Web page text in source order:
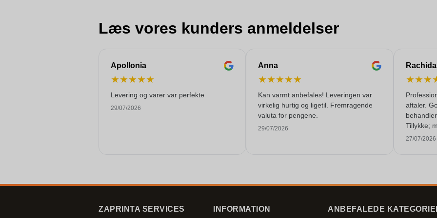
Læs vores kunders anmeldelser
Apollonia
★★★★★
Levering og varer var perfekte
29/07/2026
Anna
★★★★★
Kan varmt anbefales! Leveringen var
virkelig hurtig og ligetil. Fremragende
valuta for pengene.
29/07/2026
Rachida
★★★
aftaler.
Tillykke;
så god
27/07/2026
ZAPRINTA SERVICES INFORMATION ANBEFALEDE